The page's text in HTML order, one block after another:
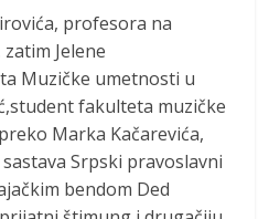
profesora na
Jelene
Muzičke umetnosti u
fakulteta muzičke
Marka Kačarevića,
Srpski pravoslavni
bendom Ded